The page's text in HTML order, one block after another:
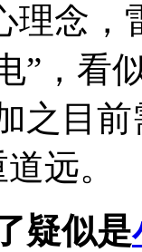
理念，
”，看
之目
远。
疑似是